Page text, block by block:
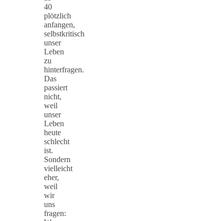
40
plötzlich
anfangen,
selbstkritisch
unser
Leben
zu
hinterfragen.
Das
passiert
nicht,
weil
unser
Leben
heute
schlecht
ist.
Sondern
vielleicht
eher,
weil
wir
uns
fragen: